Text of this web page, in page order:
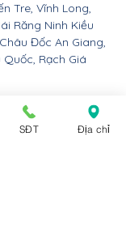
Tre, Vĩnh Long,
Răng Ninh Kiều
Đốc An Giang,
Quốc, Rạch Giá
cho các huyện,
tỉnh thành từ Đà
SĐT Địa chỉ